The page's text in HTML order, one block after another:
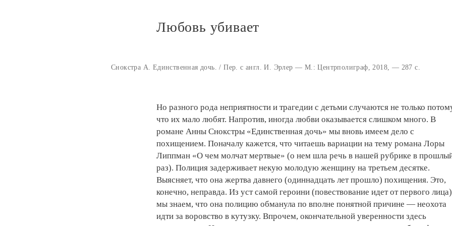
Любовь убивает
Снокстра А. Единственная дочь. / Пер. с англ. И. Эрлер — М.: Центрполиграф, 2018, — 287 с.
Но разного рода неприятности и трагедии с детьми случаются не только
что их мало любят. Напротив, иногда любви оказывается слишком много. В
романе Анны Снокстры «Единственная дочь» мы вновь имеем дело с
похищением. Поначалу кажется, что читаешь вариации на тему романа Лоры
Липпман «О чем молчат мертвые» (о нем шла речь в нашей рубрике в
раз). Полиция задерживает некую молодую женщину на третьем десятке.
Выясняет, что она жертва давнего (одиннадцать лет прошло) похищения. Это,
конечно, неправда. Из уст самой героини (повествование идет от первого
мы знаем, что она полицию обманула по вполне понятной причине — неохота
идти за воровство в кутузку. Впрочем, окончательной уверенности здесь